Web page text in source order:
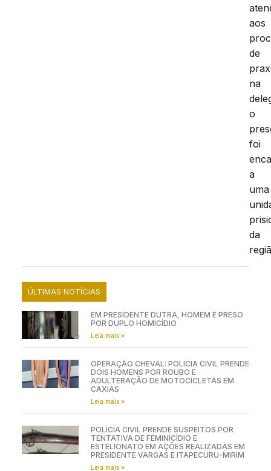
aos
de
na
o
foi
a
uma
da
ÚLTIMAS NOTÍCIAS
EM PRESIDENTE DUTRA, HOMEM É PRESO
POR DUPLO HOMICÍDIO
Leia mais »
OPERAÇÃO CHEVAL: POLÍCIA CIVIL PRENDE
DOIS HOMENS POR ROUBO E
ADULTERAÇÃO DE MOTOCICLETAS EM
CAXIAS
Leia mais »
POLÍCIA CIVIL PRENDE SUSPEITOS POR
TENTATIVA DE FEMINICÍDIO E
ESTELIONATO EM AÇÕES REALIZADAS EM
PRESIDENTE VARGAS E ITAPECURU-MIRIM
Leia mais »